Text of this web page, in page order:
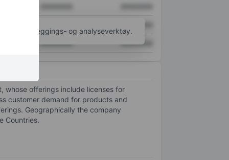
XXXXXXX XXXXXXX
flere kartleggings- og analyseverktøy.
whose offerings include licenses for
customer demand for products and
Geographically the company
Countries.